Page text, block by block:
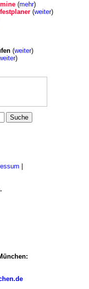
(mehr)
(weiter)
(weiter)
)